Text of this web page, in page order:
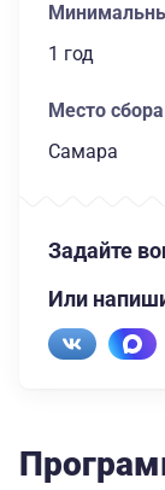
1 год
Место
Самара
Задайте
Или